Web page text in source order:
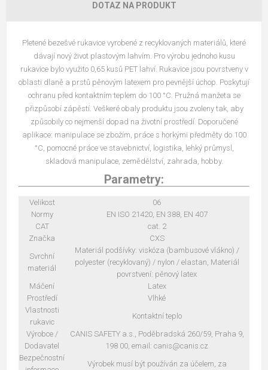
DOTAZ NA PRODUKT
Pletené bezešvé rukavice vyrobené z recyklovaných materiálů, které
dávají nový život plastovým lahvím. Pro výrobu jednoho kusu
rukavice bylo využito 0,65 kusů PET lahví. Rukavice jsou povrstveny v
oblasti dlaně a prstů pěnovým latexem pro pevnější úchop. Poskytují
ochranu před kontaktním teplem do 100 °C. Pružná manžeta se
přizpůsobí zápěstí. Veškeré obaly produktu jsou zvoleny tak, aby
způsobily co nejmenší dopad na životní prostředí. Doporučené
aplikace: manipulace se zbožím, práce s horkými předměty do 100
°C, pomocné práce ve stavebnictví, logistika, lehký průmysl,
skladová manipulace, zemědělství, zahrada, hobby.
Parametry:
Velikost
06
Normy
EN ISO 21420, EN 388, EN 407
CAT
cat. 2
Značka
CXS
Svrchní
materiál
Materiál podšívky: viskóza (bambusové vlákno) /
polyester (recyklovaný) / nylon / elastan, Materiál
povrstvení: pěnový latex
Máčení
Latex
Prostředí
Vlhké
Vlastnosti
rukavic
Kontaktní teplo
Výrobce /
Dodavatel
CANIS SAFETY a.s., Poděbradská 260/59, Praha 9,
198 00, email: canis@canis.cz
Bezpečnostní
Výrobek musí být používán za účelem, za